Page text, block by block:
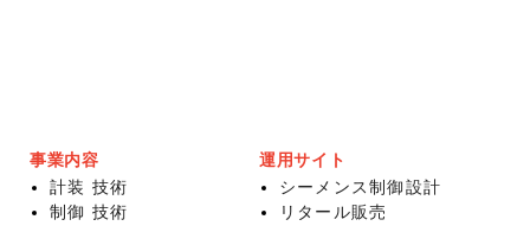
事業内容
計装 技術
制御 技術
運用サイト
シーメンス制御設計
リタール販売